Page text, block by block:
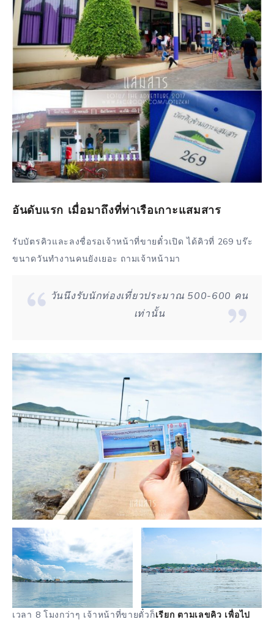
อันดับแรก เมื่อมาถึงที่ท่าเรือเกาะแสมสาร
รับบัตรคิวและลงชื่อรอเจ้าหน้าที่ขายตั๋วเปิด ได้คิวที่ 269 บร๊ะ
ขนาดวันทำงานคนยังเยอะ ถามเจ้าหน้ามา
วันนึงรับนักท่องเที่ยวประมาณ 500-600 คน
เท่านั้น
เวลา 8 โมงกว่าๆ เจ้าหน้าที่ขายตั๋วก็เรียก ตามเลขคิว เพื่อไป